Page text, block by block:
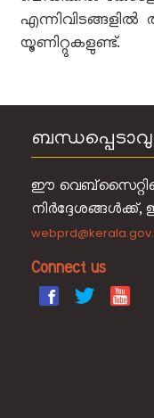
🏠
ശബരിമല
എങ്ങനെ
സൗകര്യങ്ങള്‍
ഓൺലൈൻ
യൂണിറ്റുകളുണ്ട്.
ഈ
Connect us